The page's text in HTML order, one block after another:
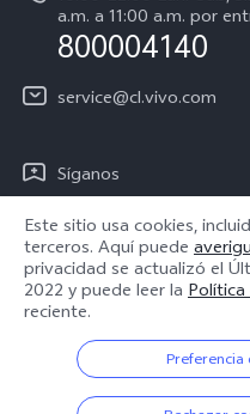
Instrucciones de la garantía
Centro de privacidad de vivo
a.m. a 11:00 a.m. por
800004140
service@cl.vivo.com
Síganos
Chile | Seleccione país/
© 2026 vivo Mobile
Este sitio usa cookies,
terceros. Aquí puede
privacidad se actualizó el
2022 y puede leer la
reciente.
Preferencia